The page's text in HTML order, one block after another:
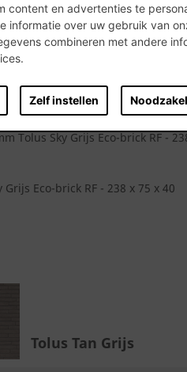
content en advertenties te
informatie over uw gebruik van
combineren met andere
Zelf instellen
Tolus Sky Grijs
Tolus Sky Grijs Eco-brick RF -
Grijs Eco-brick RF - 238 x 75 x 40
Tolus Tan Grijs